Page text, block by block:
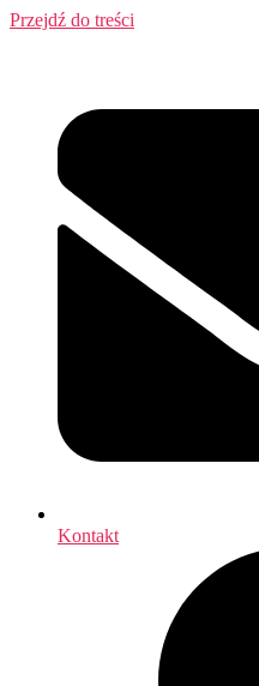
Przejdź do treści
Kontakt